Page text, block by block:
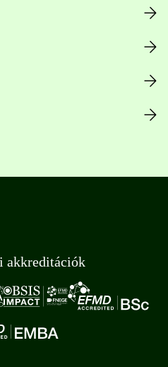
akkreditációk